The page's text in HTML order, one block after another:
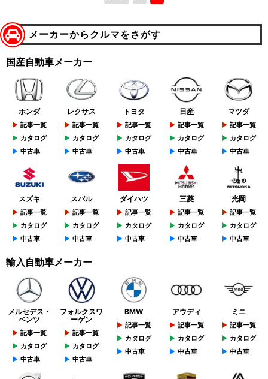
メーカーからクルマをさがす
国産自動車メーカー
ホンダ
記事一覧
カタログ
中古車
レクサス
記事一覧
カタログ
中古車
トヨタ
記事一覧
カタログ
中古車
日産
記事一覧
カタログ
中古車
マツダ
記事一覧
カタログ
中古車
スズキ
記事一覧
カタログ
中古車
スバル
記事一覧
カタログ
中古車
ダイハツ
記事一覧
カタログ
中古車
三菱
記事一覧
カタログ
中古車
光岡
記事一覧
カタログ
中古車
輸入自動車メーカー
メルセデス・
ベンツ
記事一覧
カタログ
中古車
フォルクスワ
ーゲン
記事一覧
カタログ
中古車
BMW
記事一覧
カタログ
中古車
アウディ
記事一覧
カタログ
中古車
ミニ
記事一覧
カタログ
中古車